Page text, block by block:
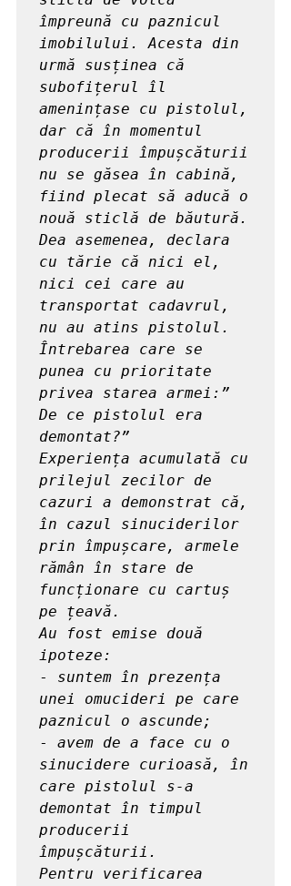
împreună cu paznicul
imobilului. Acesta din
urmă susținea că
subofițerul îl
amenințase cu pistolul,
dar că în momentul
producerii împușcăturii
nu se găsea în cabină,
fiind plecat să aducă o
nouă sticlă de băutură.
Dea asemenea, declara
cu tărie că nici el,
nici cei care au
transportat cadavrul,
nu au atins pistolul.
Întrebarea care se
punea cu prioritate
privea starea armei:”
De ce pistolul era
demontat?”
Experiența acumulată cu
prilejul zecilor de
cazuri a demonstrat că,
în cazul sinuciderilor
prin împușcare, armele
rămân în stare de
funcționare cu cartuș
pe țeavă.
Au fost emise două
ipoteze:
- suntem în prezența
unei omucideri pe care
paznicul o ascunde;
- avem de a face cu o
sinucidere curioasă, în
care pistolul s-a
demontat în timpul
producerii
împușcăturii.
Pentru verificarea